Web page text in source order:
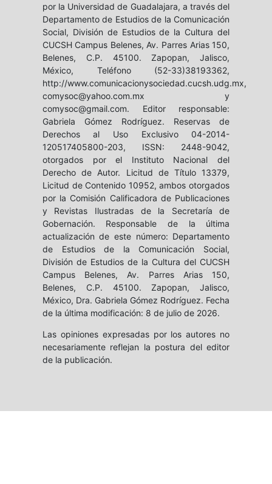
por la Universidad de Guadalajara, a través del
Departamento de Estudios de la Comunicación
Social, División de Estudios de la Cultura del
CUCSH Campus Belenes, Av. Parres Arias 150,
Belenes, C.P. 45100. Zapopan, Jalisco,
México, Teléfono (52-33)38193362,
http://www.comunicacionysociedad.cucsh.udg.mx,
comysoc@yahoo.com.mx y
comysoc@gmail.com. Editor responsable:
Gabriela Gómez Rodríguez. Reservas de
Derechos al Uso Exclusivo 04-2014-
120517405800-203, ISSN: 2448-9042,
otorgados por el Instituto Nacional del
Derecho de Autor. Licitud de Título 13379,
Licitud de Contenido 10952, ambos otorgados
por la Comisión Calificadora de Publicaciones
y Revistas Ilustradas de la Secretaría de
Gobernación. Responsable de la última
actualización de este número: Departamento
de Estudios de la Comunicación Social,
División de Estudios de la Cultura del CUCSH
Campus Belenes, Av. Parres Arias 150,
Belenes, C.P. 45100. Zapopan, Jalisco,
México, Dra. Gabriela Gómez Rodríguez. Fecha
de la última modificación: 8 de julio de 2026.
Las opiniones expresadas por los autores no
necesariamente reflejan la postura del editor
de la publicación.